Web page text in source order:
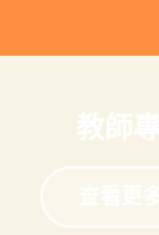
教師